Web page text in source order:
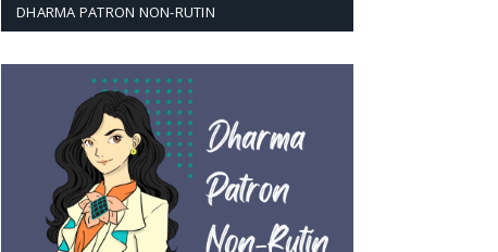
DHARMA PATRON NON-RUTIN